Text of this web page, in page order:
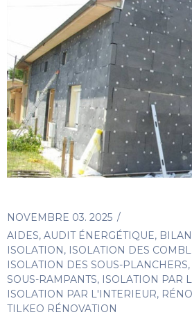
NOVEMBRE 03. 2025
AIDES, AUDIT ÉNERGÉTIQUE,
ISOLATION , ISOLATION DES
ISOLATION DES SOUS-PLANCHERS,
SOUS-RAMPANTS, ISOLATION PAR
ISOLATION PAR L'INTERIEUR,
TILKEO RÉNOVATION